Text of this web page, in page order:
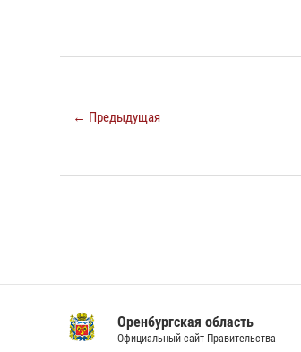
← Предыдущая
Оренбургская область
Официальный сайт Правительства